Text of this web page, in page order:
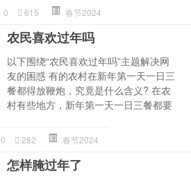
0 615 春节2024
农民喜欢过年吗
以下围绕“农民喜欢过年吗”主题解决网
友的困惑 有的农村在新年第一天一日三
餐都得放鞭炮，究竟是什么含义? 在农
村有些地方，新年第一天一日三餐都要
0 282 春节2024
怎样腌过年了